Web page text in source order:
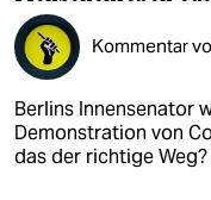
Kommentar
Berlins Innensenator
Demonstration von
das der richtige